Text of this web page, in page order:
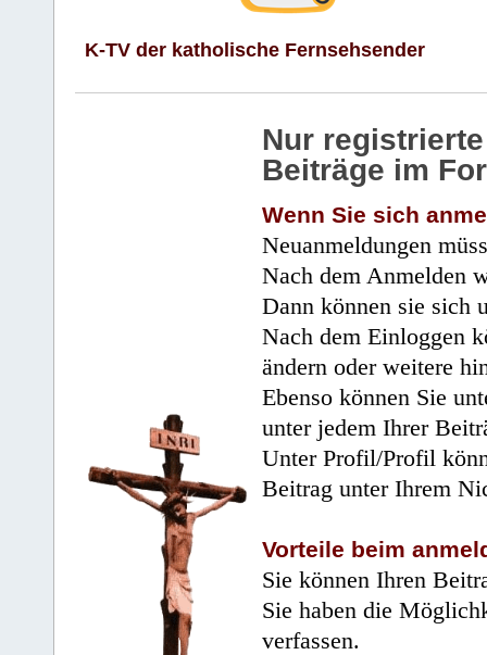
K-TV der katholische Fernsehsender
Nur
Beiträge im
Wenn Sie sich
Neuanmeldungen
Nach dem Anmelden
Dann können sie sich
Nach dem Einloggen
ändern oder weitere
Ebenso können Sie
unter jedem Ihrer
Unter Profil/Profil
Beitrag unter Ihrem
Vorteile beim
Sie können Ihren
Sie haben die
verfassen.